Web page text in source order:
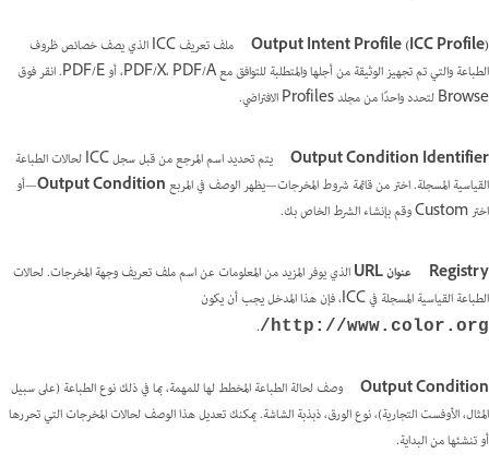
Output Intent Profile (ICC Profile)‎
ملف تعريف ICC الذي يصف خصائص ظروف
الطباعة والتي تم تجهيز الوثيقة من أجلها والمتطلبة للتوافق مع PDF/X، PDF/A، أو PDF/E. انقر فوق
Browse لتحدد واحدًا من مجلد Profiles الافتراضي.
Output Condition Identifier
يتم تحديد اسم المرجع من قبل سجل ICC لحالات الطباعة
القياسية المسجلة. اختر من قائمة شروط المخرجات—يظهر الوصف في المربعOutput Condition—أو
اختر Custom وقم بإنشاء الشرط الخاص بك.
Registry عنوان URL
الذي يوفر المزيد من المعلومات عن اسم ملف تعريف وجهة المخرجات. لحالات
الطباعة القياسية المسجلة في ICC، فإن هذا المدخل يجب أن يكون
http://www.color.org/
.
Output Condition
وصف لحالة الطباعة المخطط لها للمهمة، بما في ذلك نوع الطباعة (على سبيل
المثال، الأوفست التجارية)، نوع الورق، ذبذبة الشاشة. يمكنك تعديل هذا الوصف لحالات المخرجات التي تحررها
أو تنشئها من البداية.